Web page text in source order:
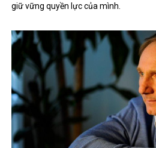
giữ vững quyền lực của mình.